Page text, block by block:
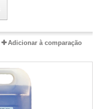
Adicionar à comparação